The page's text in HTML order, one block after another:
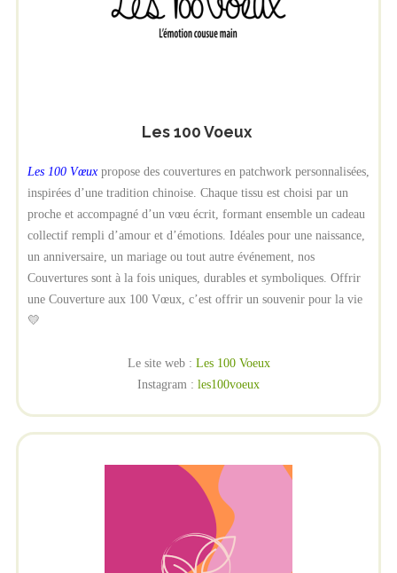
Les 100 Voeux
Les 100 Vœuxpropose des couvertures en patchwork personnalisées,
inspirées d’une tradition chinoise. Chaque tissu est choisi par un
proche et accompagné d’un vœu écrit, formant ensemble un cadeau
collectif rempli d’amour et d’émotions. Idéales pour une naissance,
un anniversaire, un mariage ou tout autre événement, nos
Couvertures sont à la fois uniques, durables et symboliques. Offrir
une Couverture aux 100 Vœux, c’est offrir un souvenir pour la vie
💛
Le site web : Les 100 Voeux
Instagram : les100voeux